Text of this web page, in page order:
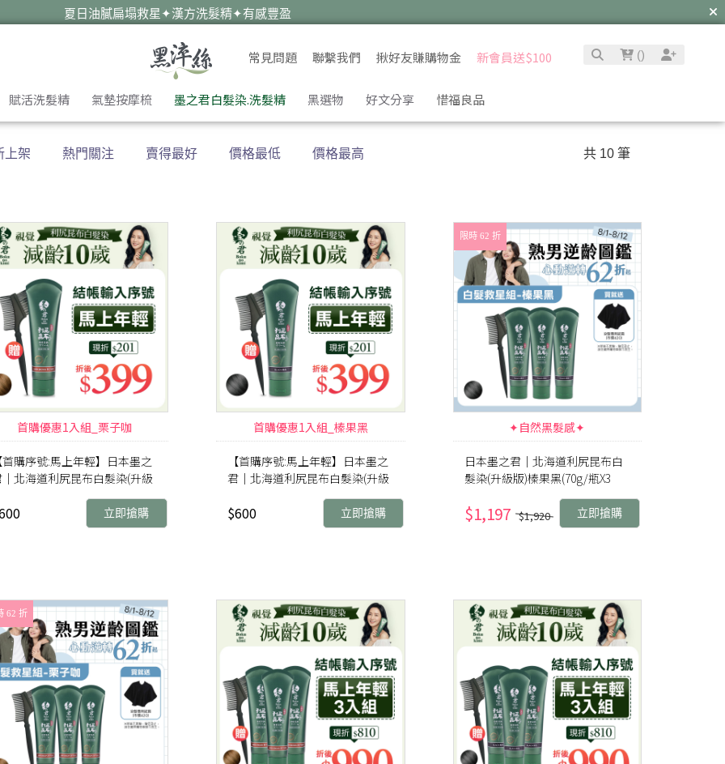
夏日油膩扁塌救星✦漢方洗髮精✦有感豐盈
✦染後護色必備✦墨之君海藻胜肽洗髮精
常見問題 聯繫我們 揪好友賺購物金 新會員送$100 ()
賦活洗髮精 氣墊按摩梳 墨之君白髮染.洗髮精 黑選物 好文分享 惜福良品
上架 熱門關注 賣得最好 價格最低 價格最高 共 10 筆
首購優惠1入組_栗子咖
首購序號:馬上年輕】日本墨之
北海道利尻昆布白髮染(升級
立即搶購
首購優惠1入組_榛果黑
【首購序號:馬上年輕】日本墨之
君｜北海道利尻昆布白髮染(升級
$600 立即搶購
限時 62 折
✦自然黑髮感✦
日本墨之君｜北海道利尻昆布白
髮染(升級版)榛果黑(70g/瓶X3
$1,197 $1,920 立即搶購
62 折